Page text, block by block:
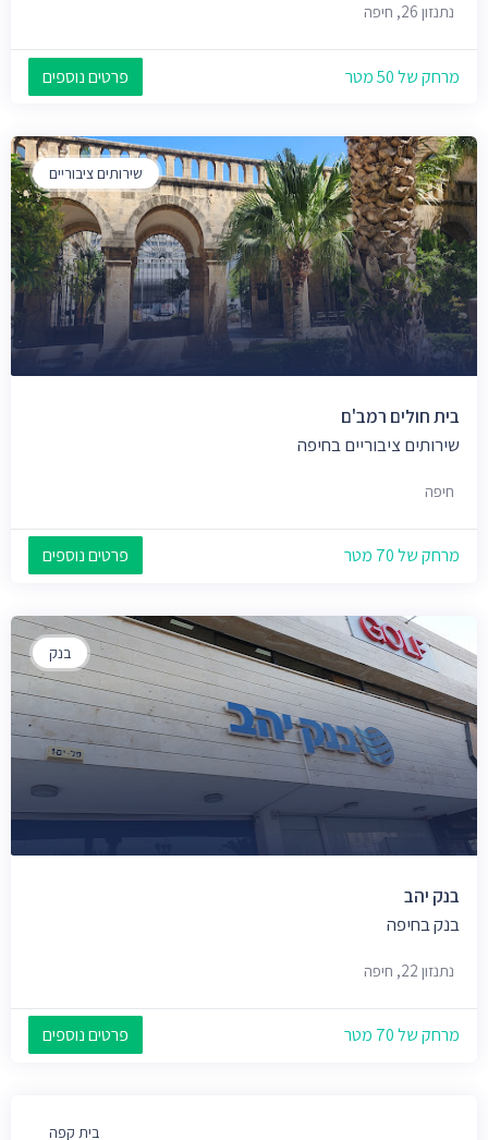
נתנזון 26, חיפה
מרחק של 50 מטר פרטים נוספים
שירותים ציבוריים
בית חולים רמב'ם
שירותים ציבוריים בחיפה
חיפה
מרחק של 70 מטר פרטים נוספים
בנק
בנק יהב
בנק בחיפה
נתנזון 22, חיפה
מרחק של 70 מטר פרטים נוספים
בית קפה